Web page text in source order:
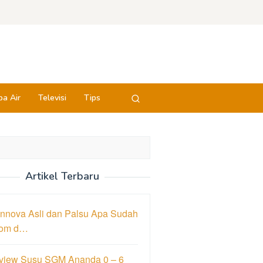
Air Televisi Tips
Artikel Terbaru
Asli dan Palsu Apa Sudah
d…
Susu SGM Ananda 0 – 6